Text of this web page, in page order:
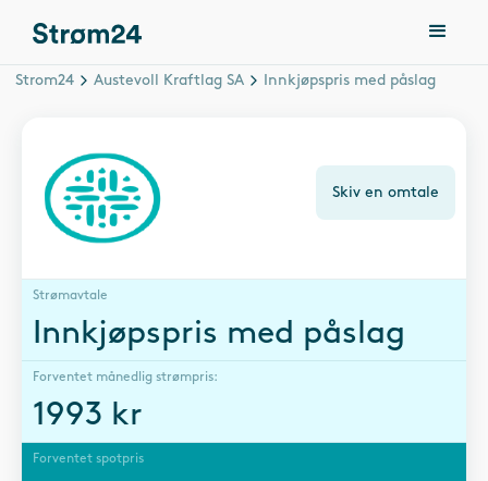
Strom24 Austevoll Kraftlag SA Innkjøpspris med påslag
Skiv en omtale
Strømavtale
Innkjøpspris med påslag
Forventet månedlig strømpris:
1993 kr
Forventet spotpris